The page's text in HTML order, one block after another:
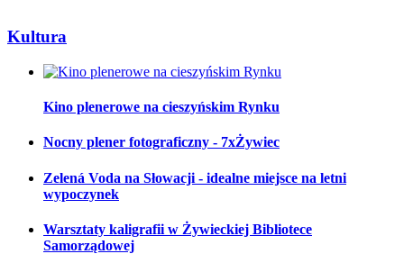
Kultura
Kino plenerowe na cieszyńskim Rynku
Nocny plener fotograficzny - 7xŻywiec
Zelená Voda na Słowacji - idealne miejsce na letni
wypoczynek
Warsztaty kaligrafii w Żywieckiej Bibliotece
Samorządowej